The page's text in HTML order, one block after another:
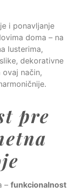
i ponavljanje
doma – na
lusterima,
dekorativne
ovaj način,
pre
– funkcionalnost